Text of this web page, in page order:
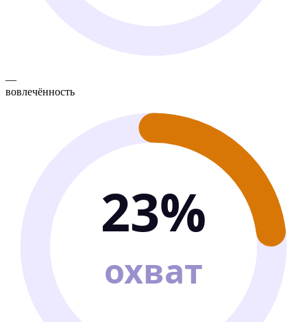
—
вовлечённость
23%
охват